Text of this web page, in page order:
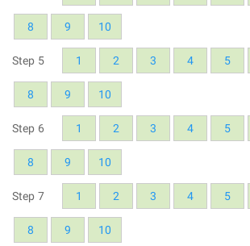
8 9 10
Step 5 1 2 3 4 5
8 9 10
Step 6 1 2 3 4 5
8 9 10
Step 7 1 2 3 4 5
8 9 10